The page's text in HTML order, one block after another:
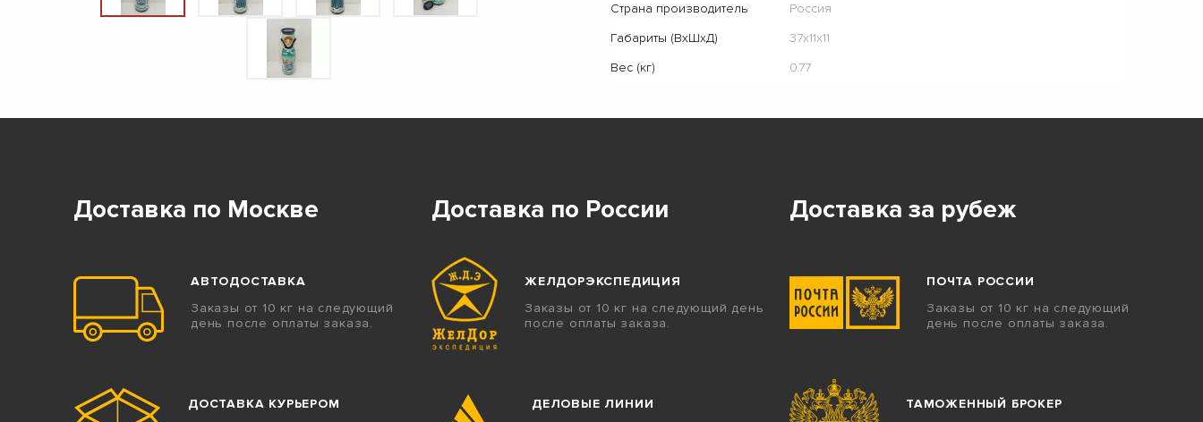
Страна производитель
Россия
Габариты (ВхШхД)
37х11х11
Вес (кг)
0.77
Доставка по Москве
АВТОДОСТАВКА
Заказы от 10 кг на следующий
день после оплаты заказа.
Доставка по России
ЖЕЛДОРЭКСПЕДИЦИЯ
Заказы от 10 кг на следующий день
после оплаты заказа.
Доставка за рубеж
ПОЧТА РОССИИ
Заказы от 10 кг на следующий
день после оплаты заказа.
ДОСТАВКА КУРЬЕРОМ
ДЕЛОВЫЕ ЛИНИИ
ТАМОЖЕННЫЙ БРОКЕР